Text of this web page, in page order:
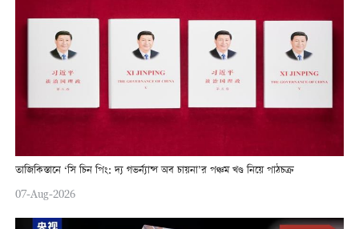
তাজিকিস্তানে ‘সি চিন পিং: দ্য গভর্ন্যান্স অব চায়না’র পঞ্চম খণ্ড নিয়ে পাঠচক্র
07-Aug-2026